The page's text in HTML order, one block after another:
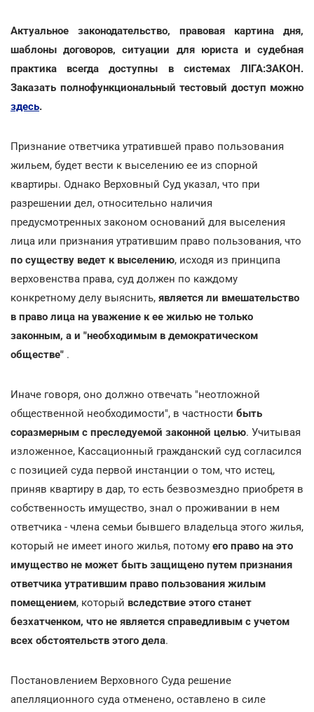
Актуальное законодательство, правовая картина дня,
шаблоны договоров, ситуации для юриста и судебная
практика всегда доступны в системах ЛІГА:ЗАКОН.
Заказать полнофункциональный тестовый доступ можно
здесь.
Признание ответчика утратившей право пользования
жильем, будет вести к выселению ее из спорной
квартиры. Однако Верховный Суд указал, что при
разрешении дел, относительно наличия
предусмотренных законом оснований для выселения
лица или признания утратившим право пользования, что
по существу ведет к выселению, исходя из принципа
верховенства права, суд должен по каждому
конкретному делу выяснить, является ли вмешательство
в право лица на уважение к ее жилью не только
законным, а и "необходимым в демократическом
обществе" .
Иначе говоря, оно должно отвечать "неотложной
общественной необходимости", в частности быть
соразмерным с преследуемой законной целью. Учитывая
изложенное, Кассационный гражданский суд согласился
с позицией суда первой инстанции о том, что истец,
приняв квартиру в дар, то есть безвозмездно приобретя в
собственность имущество, знал о проживании в нем
ответчика - члена семьи бывшего владельца этого жилья,
который не имеет иного жилья, потому его право на это
имущество не может быть защищено путем признания
ответчика утратившим право пользования жилым
помещением, который вследствие этого станет
безхатченком, что не является справедливым с учетом
всех обстоятельств этого дела.
Постановлением Верховного Суда решение
апелляционного суда отменено, оставлено в силе